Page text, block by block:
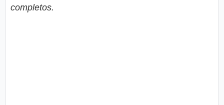
completos.